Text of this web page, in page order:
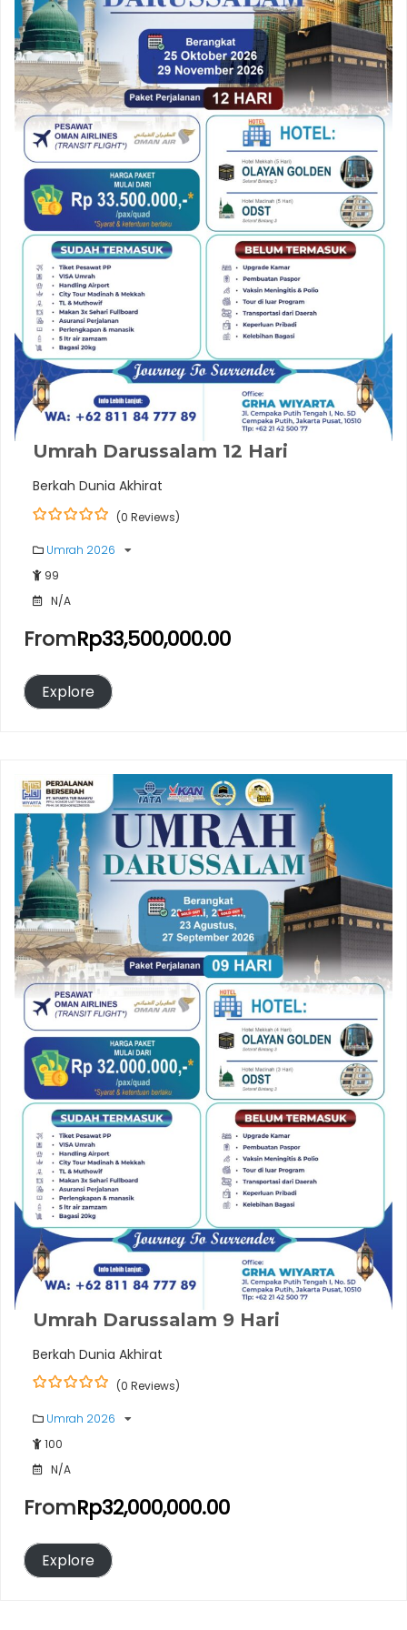
Umrah Darussalam 12 Hari
Berkah Dunia Akhirat
o
t
f
(0 Reviews)
Umrah 2026
99
N/A
FromRp33,500,000.00
Explore
Umrah Darussalam 9 Hari
Berkah Dunia Akhirat
o
t
f
(0 Reviews)
Umrah 2026
100
N/A
FromRp32,000,000.00
Explore